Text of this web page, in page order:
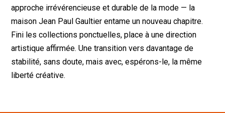
approche irrévérencieuse et durable de la mode — la
maison Jean Paul Gaultier entame un nouveau chapitre.
Fini les collections ponctuelles, place à une direction
artistique affirmée. Une transition vers davantage de
stabilité, sans doute, mais avec, espérons-le, la même
liberté créative.